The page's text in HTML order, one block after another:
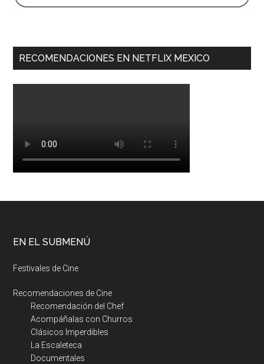
RECOMENDACIONES EN NETFLIX MEXICO
EN EL SUBMENÚ
Festivales de Cine
Recomendaciones de Cine
Recomendación del Chef
Acompáñalas con Churros
Clásicos Imperdibles
La Escaleteca
Documentales